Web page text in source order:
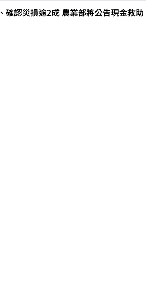
認災損逾2成 農業部將公告現金救助